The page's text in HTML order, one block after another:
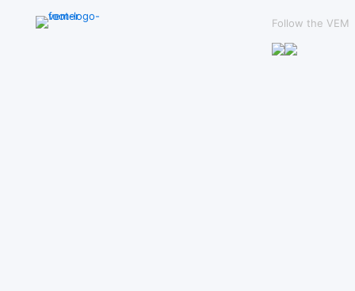
Follow the VEM